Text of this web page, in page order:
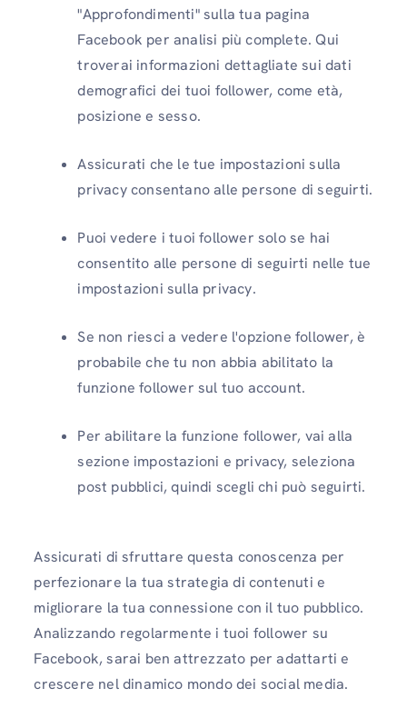
"Approfondimenti" sulla tua pagina
Facebook per analisi più complete. Qui
troverai informazioni dettagliate sui dati
demografici dei tuoi follower, come età,
posizione e sesso.
Assicurati che le tue impostazioni sulla
privacy consentano alle persone di seguirti.
Puoi vedere i tuoi follower solo se hai
consentito alle persone di seguirti nelle tue
impostazioni sulla privacy.
Se non riesci a vedere l'opzione follower, è
probabile che tu non abbia abilitato la
funzione follower sul tuo account.
Per abilitare la funzione follower, vai alla
sezione impostazioni e privacy, seleziona
post pubblici, quindi scegli chi può seguirti.
Assicurati di sfruttare questa conoscenza per
perfezionare la tua strategia di contenuti e
migliorare la tua connessione con il tuo pubblico.
Analizzando regolarmente i tuoi follower su
Facebook, sarai ben attrezzato per adattarti e
crescere nel dinamico mondo dei social media.